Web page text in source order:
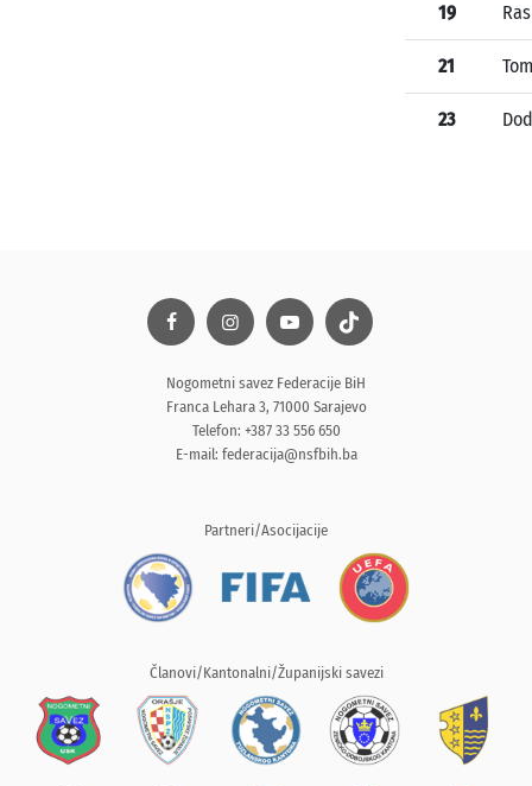
19
21
23
Nogometni savez Federacije BiH
Franca Lehara 3, 71000 Sarajevo
Telefon: +387 33 556 650
E-mail: federacija@nsfbih.ba
Partneri/Asocijacije
Članovi/Kantonalni/Županijski savezi